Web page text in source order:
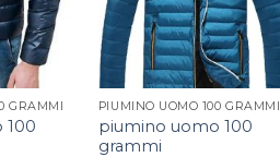
GRAMMI
100
PIUMINO UOMO 100 GRAMMI
piumino uomo 100
grammi